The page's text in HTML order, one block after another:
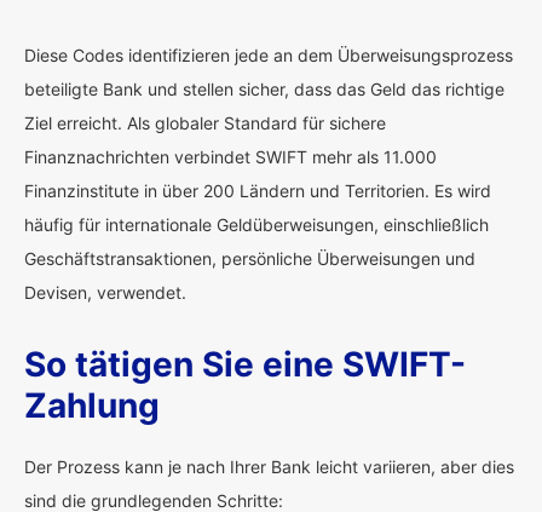
Diese Codes identifizieren jede an dem Überweisungsprozess
beteiligte Bank und stellen sicher, dass das Geld das richtige
Ziel erreicht. Als globaler Standard für sichere
Finanznachrichten verbindet SWIFT mehr als 11.000
Finanzinstitute in über 200 Ländern und Territorien. Es wird
häufig für internationale Geldüberweisungen, einschließlich
Geschäftstransaktionen, persönliche Überweisungen und
Devisen, verwendet.
So tätigen Sie eine SWIFT-
Zahlung
Der Prozess kann je nach Ihrer Bank leicht variieren, aber dies
sind die grundlegenden Schritte: